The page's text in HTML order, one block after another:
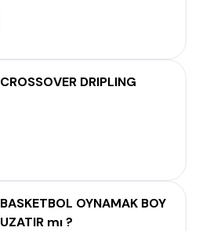
CROSSOVER DRIPLING
BASKETBOL OYNAMAK BOY
UZATIR mı ?